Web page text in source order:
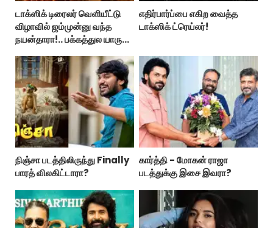
டாக்ஸிக் டிரைலர் வெளியீட்டு
விழாவில் ஜம்முன்னு வந்த
நயன்தாரா!.. பக்கத்துல யாரு
எதிர்பார்ப்பை எகிற வைத்த
டாக்ஸிக் ட்ரெய்லர்!
நிஞ்சா படத்திலிருந்து Finally
பாரத் விலகிட்டாரா?
கார்த்தி - மோகன் ராஜா
படத்துக்கு இசை இவரா?